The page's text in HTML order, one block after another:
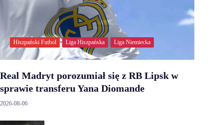
Hiszpański Futbol Liga Hiszpańska Liga Niemiecka
Real Madryt porozumiał się z RB Lipsk w
sprawie transferu Yana Diomande
2026-08-06